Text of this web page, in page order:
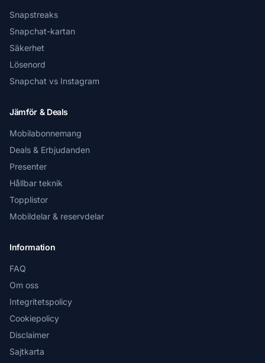
Snapstreaks
Snapchat-kartan
Säkerhet
Lösenord
Snapchat vs Instagram
Jämför & Deals
Mobilabonnemang
Deals & Erbjudanden
Presenter
Hållbar teknik
Topplistor
Mobildelar & reservdelar
Information
FAQ
Om oss
Integritetspolicy
Cookiepolicy
Disclaimer
Sajtkarta